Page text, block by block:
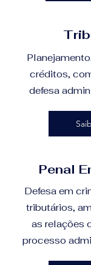
créditos,
defesa
Penal
​Defesa em
tributários,
as relações
processo